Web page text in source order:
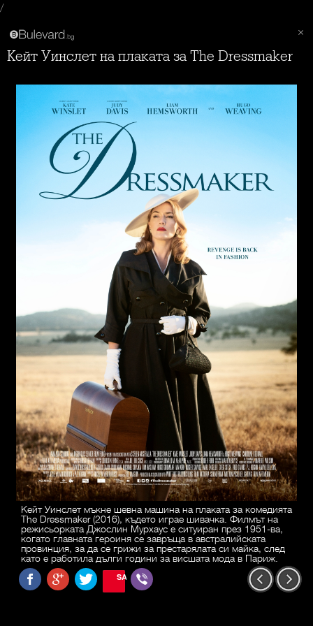
/
Кейт Уинслет на плаката за The Dressmaker
Кейт Уинслет мъкне шевна машина на плаката за комедията
The Dressmaker (2016), където играе шивачка. Филмът на
режисьорката Джослин Мурхаус е ситуиран през 1951-ва,
когато главната героиня се завръща в австралийската
провинция, за да се грижи за престарялата си майка, след
като е работила дълги години за висшата мода в Париж.
SAVE